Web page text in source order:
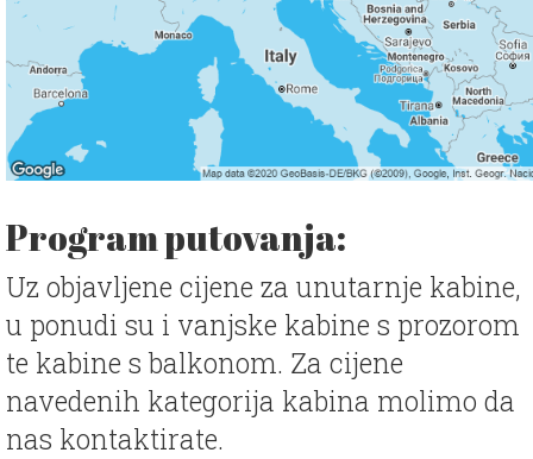
Program putovanja:
Uz objavljene cijene za unutarnje kabine,
u ponudi su i vanjske kabine s prozorom
te kabine s balkonom. Za cijene
navedenih kategorija kabina molimo da
nas kontaktirate.